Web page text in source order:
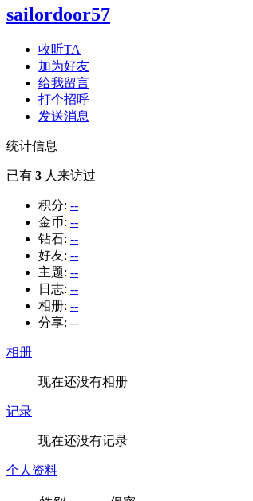
sailordoor57
收听TA
加为好友
给我留言
打个招呼
发送消息
统计信息
已有 3 人来访过
积分: --
金币: --
钻石: --
好友: --
主题: --
日志: --
相册: --
分享: --
相册
现在还没有相册
记录
现在还没有记录
个人资料